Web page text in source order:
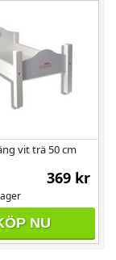
vit trä 50 cm
369 kr
NU